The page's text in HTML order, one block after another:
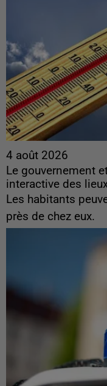
4 août 2026
Le gouvernement
interactive des
Les habitants
près de chez eux.